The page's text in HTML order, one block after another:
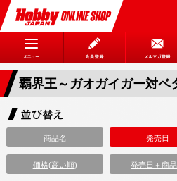
覇界王～ガオガイガー対ベ
商品名 発売日
価格(高い順) 発売日＋商